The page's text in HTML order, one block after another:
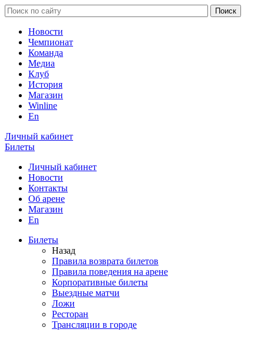
Новости
Чемпионат
Команда
Медиа
Клуб
История
Магазин
Winline
En
Личный кабинет
Билеты
Личный кабинет
Новости
Контакты
Об арене
Магазин
En
Билеты
Назад
Правила возврата билетов
Правила поведения на арене
Корпоративные билеты
Выездные матчи
Ложи
Ресторан
Трансляции в городе